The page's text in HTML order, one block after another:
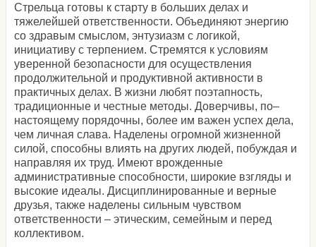
Стрельца готовы к старту в больших делах и
тяжелейшей ответственности. Объединяют энергию
со здравым смыслом, энтузиазм с логикой,
инициативу с терпением. Стремятся к условиям
уверенной безопасности для осуществления
продолжительной и продуктивной активности в
практичных делах. В жизни любят поэтапность,
традиционные и честные методы. Доверчивы, по–
настоящему порядочны, более им важен успех дела,
чем личная слава. Наделены огромной жизненной
силой, способны влиять на других людей, побуждая и
направляя их труд. Имеют врожденные
административные способности, широкие взгляды и
высокие идеалы. Дисциплинированные и верные
друзья, также наделены сильным чувством
ответственности – этическим, семейным и перед
коллективом.